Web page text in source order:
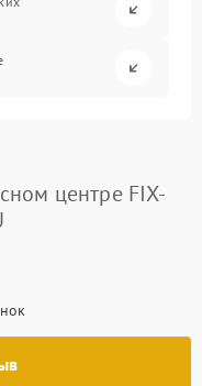
центре FIX-